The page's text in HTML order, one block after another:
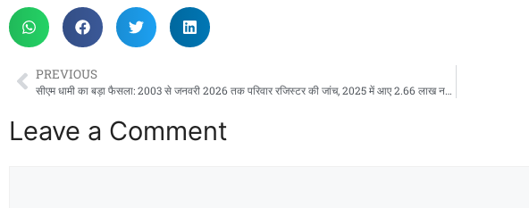
PREVIOUS
सीएम धामी का बड़ा फैसला: 2003 से जनवरी 2026 तक परिवार रजिस्टर की जांच, 2025 में आए 2.66 लाख नए आवेदन
Leave a Comment